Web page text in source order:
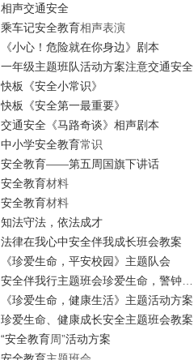
相声交通安全
乘车记安全教育相声表演
《小心！危险就在你身边》剧本
一年级主题班队活动方案注意交通安全
快板《安全小常识》
快板《安全第一最重要》
交通安全 《马路奇谈》相声剧本
中小学安全教育常识
安全教育——第五周国旗下讲话
安全教育材料
安全教育材料
知法守法，依法成才
法律在我心中安全伴我成长班会教案
《珍爱生命，平安校园》主题队会
安全伴我行主题班会珍爱生命，警钟长鸣
《珍爱生命，健康生活》主题活动方案
珍爱生命、健康成长安全主题班会教案
“安全教育周”活动方案